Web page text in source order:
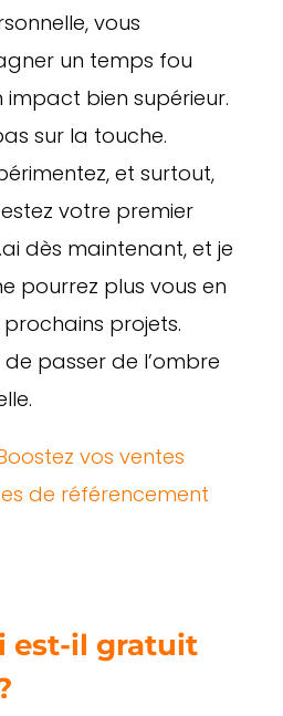
vous
un temps fou
bien supérieur.
sur la touche.
et surtout,
votre premier
dès maintenant, et je
pourrez plus vous en
projets.
passer de l’ombre
vos ventes
de référencement
est-il gratuit